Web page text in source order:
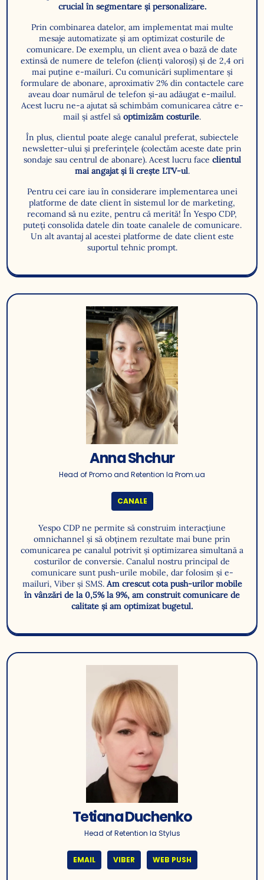
crucial în segmentare și personalizare.
Prin combinarea datelor, am implementat mai multe
mesaje automatizate și am optimizat costurile de
comunicare. De exemplu, un client avea o bază de date
extinsă de numere de telefon (clienți valoroși) și de 2,4 ori
mai puține e-mailuri. Cu comunicări suplimentare și
formulare de abonare, aproximativ 2% din contactele care
aveau doar numărul de telefon și-au adăugat e-mailul.
Acest lucru ne-a ajutat să schimbăm comunicarea către e-
mail și astfel să optimizăm costurile.
În plus, clientul poate alege canalul preferat, subiectele
newsletter-ului și preferințele (colectăm aceste date prin
sondaje sau centrul de abonare). Acest lucru face clientul
mai angajat și îi crește LTV-ul.
Pentru cei care iau în considerare implementarea unei
platforme de date client în sistemul lor de marketing,
recomand să nu ezite, pentru că merită! În Yespo CDP,
puteți consolida datele din toate canalele de comunicare.
Un alt avantaj al acestei platforme de date client este
suportul tehnic prompt.
Anna Shchur
Head of Promo and Retention la Prom.ua
CANALE
Yespo CDP ne permite să construim interacțiune
omnichannel și să obținem rezultate mai bune prin
comunicarea pe canalul potrivit și optimizarea simultană a
costurilor de conversie. Canalul nostru principal de
comunicare sunt push-urile mobile, dar folosim și e-
mailuri, Viber și SMS. Am crescut cota push-urilor mobile
în vânzări de la 0,5% la 9%, am construit comunicare de
calitate și am optimizat bugetul.
Tetiana Duchenko
Head of Retention la Stylus
EMAIL VIBER WEB PUSH